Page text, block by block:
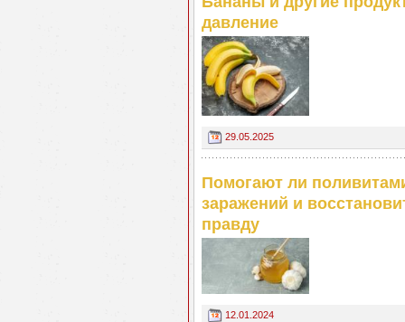
давление
29.05.2025
Помогают ли
заражений и
правду
12.01.2024